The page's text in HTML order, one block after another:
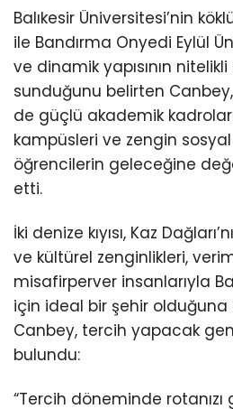
Balıkesir Üniversitesi’nin
ile Bandırma Onyedi Eylül
ve dinamik yapısının
sunduğunu belirten
de güçlü akademik
kampüsleri ve zengin
öğrencilerin geleceğine
etti.
İki denize kıyısı, Kaz
ve kültürel zenginlikleri,
misafirperver insanlarıyla
için ideal bir şehir olduğuna
Canbey, tercih yapacak
bulundu:
“Tercih döneminde